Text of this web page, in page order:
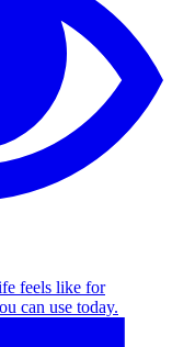
feels like for
can use today.